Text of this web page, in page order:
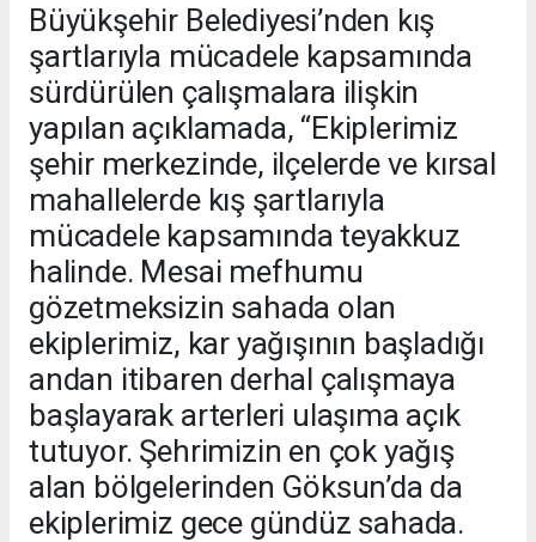
Büyükşehir Belediyesi’nden kış
şartlarıyla mücadele kapsamında
sürdürülen çalışmalara ilişkin
yapılan açıklamada, “Ekiplerimiz
şehir merkezinde, ilçelerde ve kırsal
mahallelerde kış şartlarıyla
mücadele kapsamında teyakkuz
halinde. Mesai mefhumu
gözetmeksizin sahada olan
ekiplerimiz, kar yağışının başladığı
andan itibaren derhal çalışmaya
başlayarak arterleri ulaşıma açık
tutuyor. Şehrimizin en çok yağış
alan bölgelerinden Göksun’da da
ekiplerimiz gece gündüz sahada.